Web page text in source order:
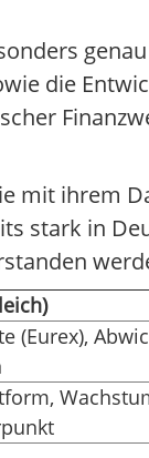
die
mit ihrem
stark in
(Eurex),